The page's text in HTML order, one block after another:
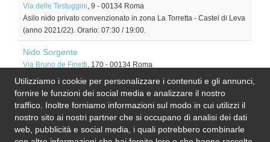
Via delle Testuggini , 9 - 00134 Roma
Asilo nido privato convenzionato in zona La Torretta - Castel di Leva
(anno 2021/22). Orario: 07:30 / 19:00.
Nido Sorgente
Via Bruno de Finetti , 170 - 00134 Roma
Asilo nido comunale in zona Fonte Laurentina (anno 2021/22).
Orario: 08:00 / 16:30
Utilizziamo i cookie per personalizzare i contenuti e gli annunci,
fornire le funzioni dei social media e analizzare il nostro
traffico. Inoltre forniamo informazioni sul modo in cui utilizzi il
nostro sito ai nostri partner che si occupano di analisi dei dati
web, pubblicità e social media, i quali potrebbero combinarle